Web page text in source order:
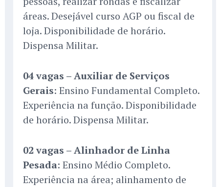
áreas. Desejável curso AGP ou fiscal de
loja. Disponibilidade de horário.
Dispensa Militar.
04 vagas – Auxiliar de Serviços
Gerais: Ensino Fundamental Completo.
Experiência na função. Disponibilidade
de horário. Dispensa Militar.
02 vagas – Alinhador de Linha
Pesada: Ensino Médio Completo.
Experiência na área; alinhamento de